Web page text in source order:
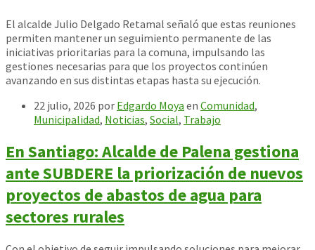
El alcalde Julio Delgado Retamal señaló que estas reuniones
permiten mantener un seguimiento permanente de las
iniciativas prioritarias para la comuna, impulsando las
gestiones necesarias para que los proyectos continúen
avanzando en sus distintas etapas hasta su ejecución.
22 julio, 2026 por Edgardo Moya en Comunidad,
Municipalidad, Noticias, Social, Trabajo
En Santiago: Alcalde de Palena gestiona
ante SUBDERE la priorización de nuevos
proyectos de abastos de agua para
sectores rurales